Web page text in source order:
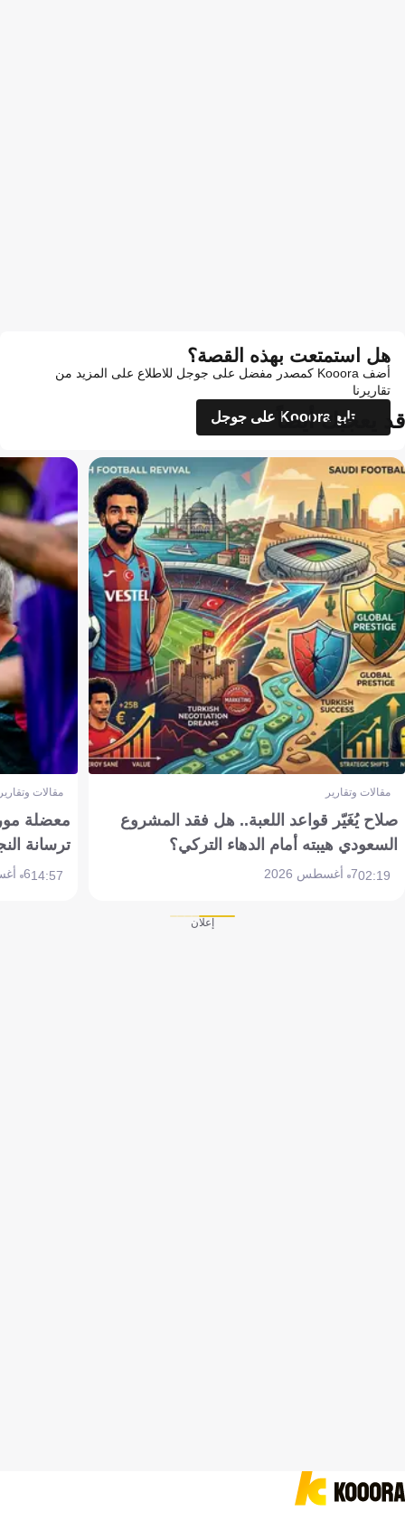
هل استمتعت بهذه القصة؟
أضف Kooora كمصدر مفضل على جوجل للاطلاع على المزيد من
تقاريرنا
تابع Kooora على جوجل
قد يعجبك أيضاً
مقالات وتقارير
صلاح يُغَيّر قواعد اللعبة.. هل فقد المشروع
السعودي هيبته أمام الدهاء التركي؟
02:197 أغسطس 2026
مقالات
معضلة
ترسانة
14:576 أغسطس 2026
إعلان